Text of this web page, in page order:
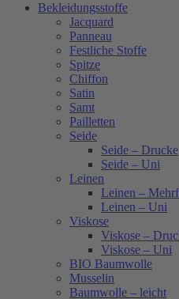
Bekleidungsstoffe
Jacquard
Panneau
Festliche Stoffe
Spitze
Chiffon
Satin
Samt
Pailletten
Seide
Seide – Drucke
Seide – Uni
Leinen
Leinen –
Leinen – Uni
Viskose
Viskose –
Viskose – Uni
BIO Baumwolle
Musselin
Baumwolle – leicht